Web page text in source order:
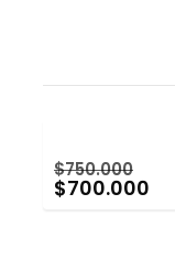
$750.000
$700.000